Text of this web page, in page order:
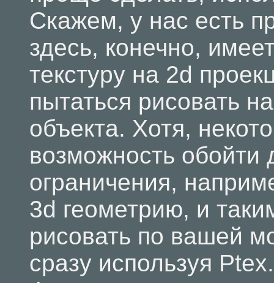
Скажем, у нас есть
здесь, конечно,
текстуру на 2d
пытаться рисовать
объекта. Хотя,
возможность обойти
ограничения,
3d геометрию, и
рисовать по вашей
сразу используя Ptex.